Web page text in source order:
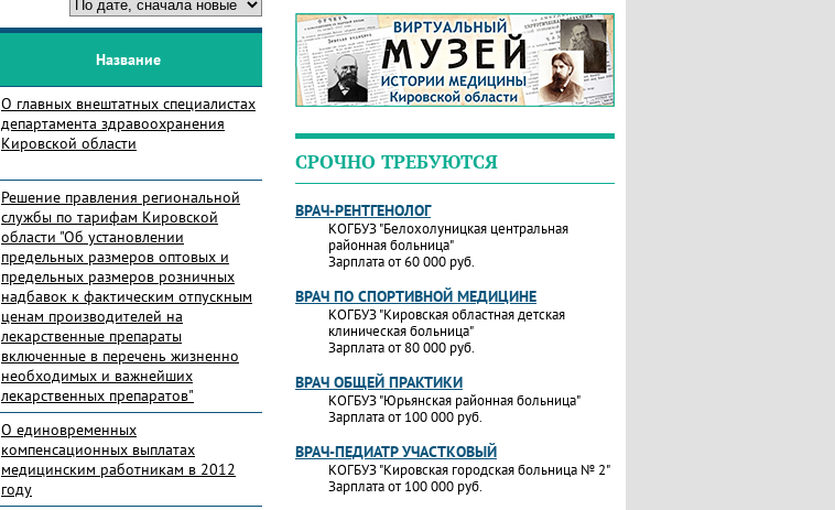
Название
О главных внештатных специалистах
департамента здравоохранения
Кировской области
Решение правления региональной
службы по тарифам Кировской
области "Об установлении
предельных размеров оптовых и
предельных размеров розничных
надбавок к фактическим отпускным
ценам производителей на
лекарственные препараты
включенные в перечень жизненно
необходимых и важнейших
лекарственных препаратов"
О единовременных
компенсационных выплатах
медицинским работникам в 2012
году
СРОЧНО ТРЕБУЮТСЯ
ВРАЧ-РЕНТГЕНОЛОГ
КОГБУЗ "Белохолуницкая центральная
районная больница"
Зарплата от 60 000 руб.
ВРАЧ ПО СПОРТИВНОЙ МЕДИЦИНЕ
КОГБУЗ "Кировская областная детская
клиническая больница"
Зарплата от 80 000 руб.
ВРАЧ ОБЩЕЙ ПРАКТИКИ
КОГБУЗ "Юрьянская районная больница"
Зарплата от 100 000 руб.
ВРАЧ-ПЕДИАТР УЧАСТКОВЫЙ
КОГБУЗ "Кировская городская больница № 2"
Зарплата от 100 000 руб.